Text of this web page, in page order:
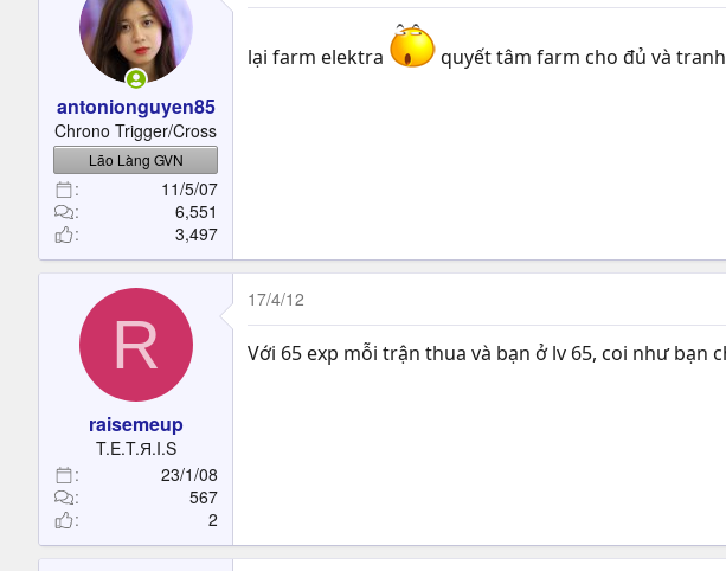
antonionguyen85
Chrono Trigger/Cross
Lão Làng GVN
11/5/07
6,551
3,497
lại farm elektra quyết tâm farm cho đủ và
R
raisemeup
T.E.T.Я.I.S
23/1/08
567
2
17/4/12
Với 65 exp mỗi trận thua và bạn ở lv 65, coi như